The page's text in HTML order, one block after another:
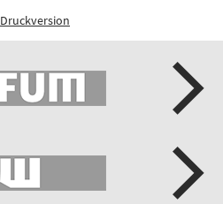
Druckversion